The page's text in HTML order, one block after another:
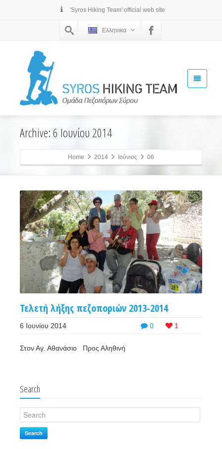
'Syros Hiking Team' official web site
Ελληνικα
Archive: 6 Ιουνίου 2014
Home 2014 Ιούνιος 06
Τελετή λήξης πεζοποριών 2013-2014
0 1
6 Ιουνίου 2014
Στον Αγ. Αθανάσιο Προς Αληθινή
Search
Search